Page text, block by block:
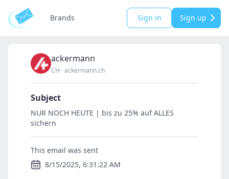
Brands Sign in Sign up
ackermann
CH ·ackermann.ch
Subject
NUR NOCH HEUTE | bis zu 25% auf ALLES
sichern
This email was sent
8/15/2025, 6:31:22 AM